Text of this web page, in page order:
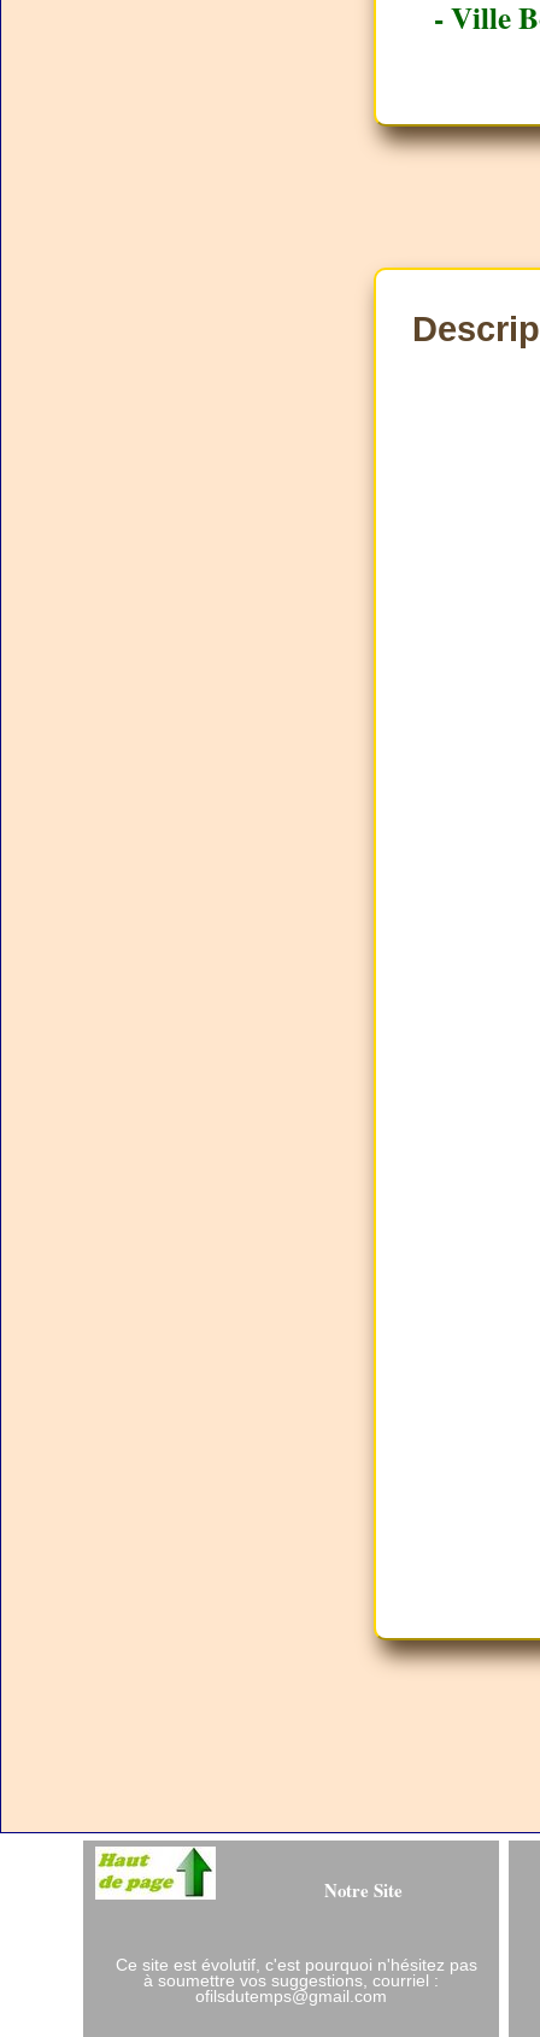
- Ville
Notre Site
Ce site est évolutif, c'est pourquoi n'hésitez pas
à soumettre vos suggestions, courriel :
ofilsdutemps@gmail.com